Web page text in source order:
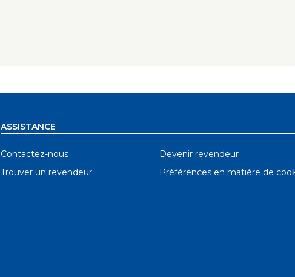
ASSISTANCE
Contactez-nous
Trouver un revendeur
Devenir revendeur
Préférences en matière de